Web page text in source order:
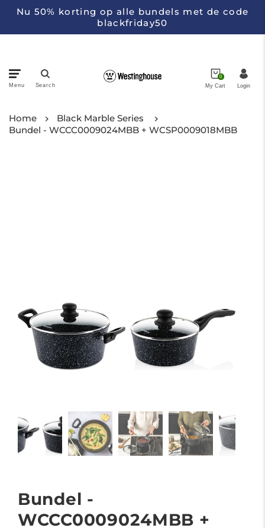
Nu 50% korting op alle bundels met de code
blackfriday50
Pans
Menu Search
0
My Cart Login
Home
Black Marble Series
Bundel - WCCC0009024MBB + WCSP0009018MBB
Bundel -
WCCC0009024MBB +